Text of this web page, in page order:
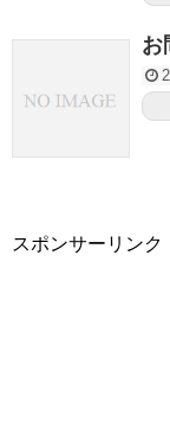
お
スポンサーリンク